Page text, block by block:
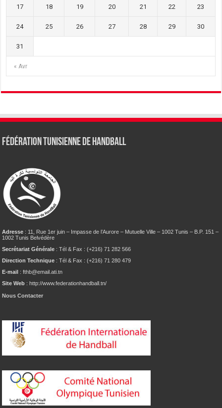
« Avr
17 18 19 20 21 22 23
24 25 26 27 28 29 30
31
Fédération tunisienne de Handball
Adresse : 11, Rue 1er juin – Impasse de l’Aurore – Mutuelle Ville – 1002 Tunis – B.P. 151 –
1002 Tunis Belvédère
Secrétariat Générale : Tél & Fax : (+216) 71 282 566
Direction Technique : Tél & Fax : (+216) 71 280 479
E-mail : fthb@email.ati.tn
Site Web : http://www.federationhandball.tn/
Nous Contacter